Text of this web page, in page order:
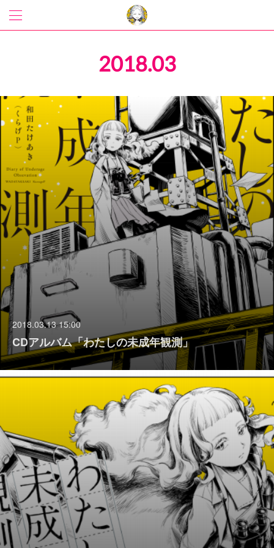
2018.03
2018.03.13 15:00
CDアルバム「わたしの未成年観測」